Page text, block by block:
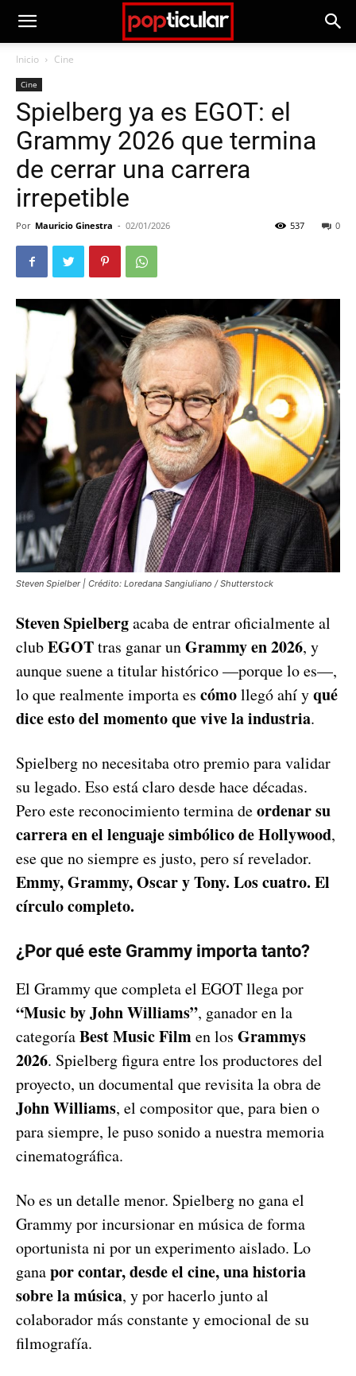
Inicio Cine
Cine
Spielberg ya es EGOT: el
Grammy 2026 que termina
de cerrar una carrera
irrepetible
Por Mauricio Ginestra - 02/01/2026 0
537
Steven Spielber | Crédito: Loredana Sangiuliano / Shutterstock
Steven Spielbergacaba de entrar oficialmente al
clubEGOTtras ganar unGrammy en 2026, y
aunque suene a titular histórico —porque lo es—,
lo que realmente importa es cómollegó ahí yqué
dice esto del momento que vive la industria.
Spielberg no necesitaba otro premio para validar
su legado. Eso está claro desde hace décadas.
Pero este reconocimiento termina deordenar su
carrera en el lenguaje simbólico de Hollywood,
ese que no siempre es justo, pero sí revelador.
Emmy, Grammy, Oscar y Tony. Los cuatro. El
círculo completo.
¿Por qué este Grammy importa tanto?
El Grammy que completa el EGOT llega por
“Music by John Williams”, ganador en la
categoríaBest Music Filmen los Grammys
2026. Spielberg figura entre los productores del
proyecto, un documental que revisita la obra de
John Williams, el compositor que, para bien o
para siempre, le puso sonido a nuestra memoria
cinematográfica.
No es un detalle menor. Spielberg no gana el
Grammy por incursionar en música de forma
oportunista ni por un experimento aislado. Lo
ganapor contar, desde el cine, una historia
sobre la música, y por hacerlo junto al
colaborador más constante y emocional de su
filmografía.